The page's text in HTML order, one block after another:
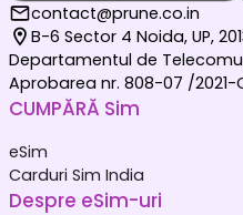
contact@prune.co.in
B-6 Sector 4 Noida, UP,
Departamentul de
Aprobarea nr. 808-07 /2021-
CUMPĂRĂ Sim
eSim
Carduri Sim India
Despre eSim-uri